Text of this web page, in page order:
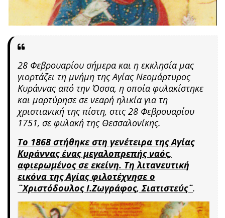
28 Φεβρουαρίου σήμερα και η εκκλησία μας
γιορτάζει τη μνήμη της Αγίας Νεομάρτυρος
Κυράννας από την Όσσα, η οποία φυλακίστηκε
και μαρτύρησε σε νεαρή ηλικία για τη
χριστιανική της πίστη, στις 28 Φεβρουαρίου
1751, σε φυλακή της Θεσσαλονίκης.
Το 1868 στήθηκε στη γενέτειρα της Αγίας
Κυράννας ένας μεγαλοπρεπής ναός,
αφιερωμένος σε εκείνη. Τη λιτανευτική
εικόνα της Αγίας φιλοτέχνησε ο
¨Χριστόδουλος Ι.Ζωγράφος, Σιατιστεύς¨.